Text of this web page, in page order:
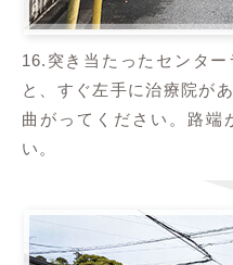
16.突き当たったセンタ
と、すぐ左手に治療院が
曲がってください。路端
い。